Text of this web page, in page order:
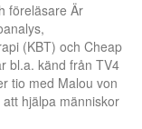
föreläsare Är
(KBT) och Cheap
bl.a. känd från TV4
tio med Malou von
hjälpa människor